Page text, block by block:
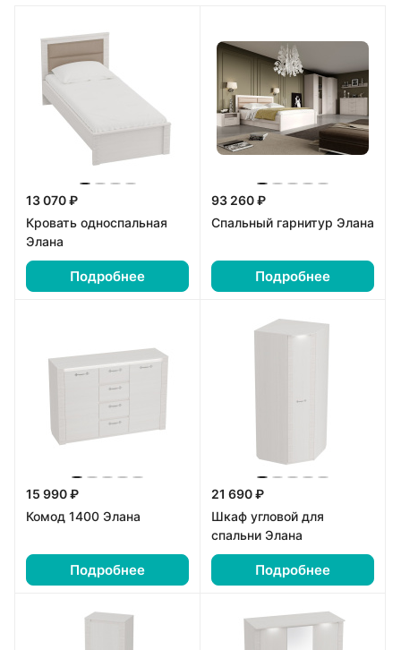
13 070 ₽
Кровать односпальная
Элана
Подробнее
93 260 ₽
Спальный гарнитур Элана
Подробнее
15 990 ₽
Комод 1400 Элана
Подробнее
21 690 ₽
Шкаф угловой для
спальни Элана
Подробнее